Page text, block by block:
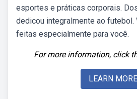
esportes e práticas corporais.
dedicou integralmente ao futebol.
feitas especialmente para você.
For more information, click
LEARN MORE